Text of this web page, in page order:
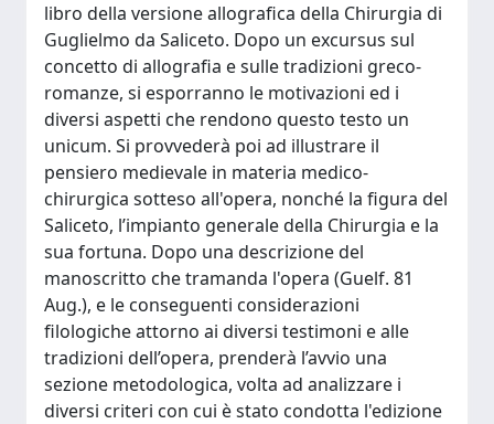
libro della versione allografica della Chirurgia di
Guglielmo da Saliceto. Dopo un excursus sul
concetto di allografia e sulle tradizioni greco-
romanze, si esporranno le motivazioni ed i
diversi aspetti che rendono questo testo un
unicum. Si provvederà poi ad illustrare il
pensiero medievale in materia medico-
chirurgica sotteso all'opera, nonché la figura del
Saliceto, l’impianto generale della Chirurgia e la
sua fortuna. Dopo una descrizione del
manoscritto che tramanda l'opera (Guelf. 81
Aug.), e le conseguenti considerazioni
filologiche attorno ai diversi testimoni e alle
tradizioni dell’opera, prenderà l’avvio una
sezione metodologica, volta ad analizzare i
diversi criteri con cui è stato condotta l'edizione